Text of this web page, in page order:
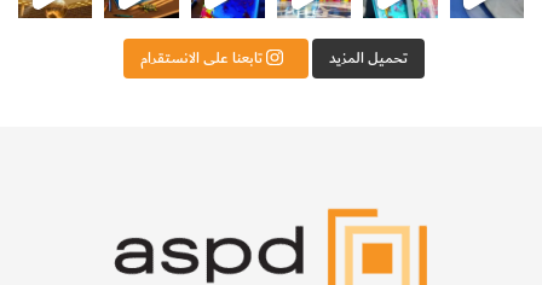
تحميل المزيد تابعنا على الانستقرام